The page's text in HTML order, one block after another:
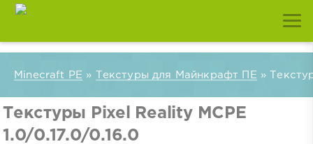
Minecraft PE » Текстуры для Майнкрафт ПЕ »
Текстуры Pixel Reality MCPE
1.0/0.17.0/0.16.0